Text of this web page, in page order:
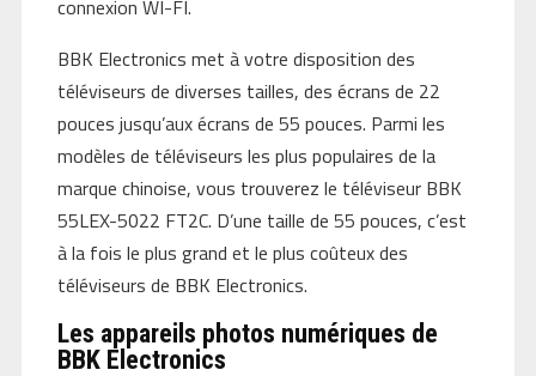
connexion WI-FI.
BBK Electronics met à votre disposition des
téléviseurs de diverses tailles, des écrans de 22
pouces jusqu’aux écrans de 55 pouces. Parmi les
modèles de téléviseurs les plus populaires de la
marque chinoise, vous trouverez le téléviseur BBK
55LEX-5022 FT2C. D’une taille de 55 pouces, c’est
à la fois le plus grand et le plus coûteux des
téléviseurs de BBK Electronics.
Les appareils photos numériques de
BBK Electronics